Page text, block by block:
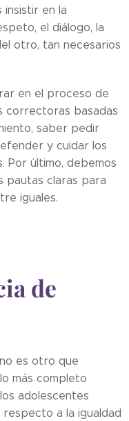
insistir en la
el diálogo, la
otro, tan necesarios
en el proceso de
correctoras basadas
saber pedir
y cuidar los
Por último, debemos
pautas claras para
iguales.
de
es otro que
más completo
adolescentes
a la igualdad